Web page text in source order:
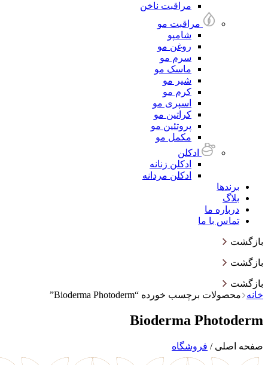
مراقبت ناخن
مراقبت مو
شامپو
روغن مو
سرم مو
ماسک مو
شیر مو
کرم مو
اسپری مو
کراتین مو
پروتئین مو
مکمل مو
ادکلن
ادکلن زنانه
ادکلن مردانه
برندها
بلاگ
درباره ما
تماس با ما
بازگشت
بازگشت
بازگشت
خانه
محصولات برچسب خورده “Bioderma Photoderm”
Bioderma Photoderm
صفحه اصلی / فروشگاه